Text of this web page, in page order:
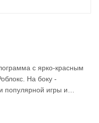
с ярко-красным
На боку -
популярной игры и
на этот торт выбрали